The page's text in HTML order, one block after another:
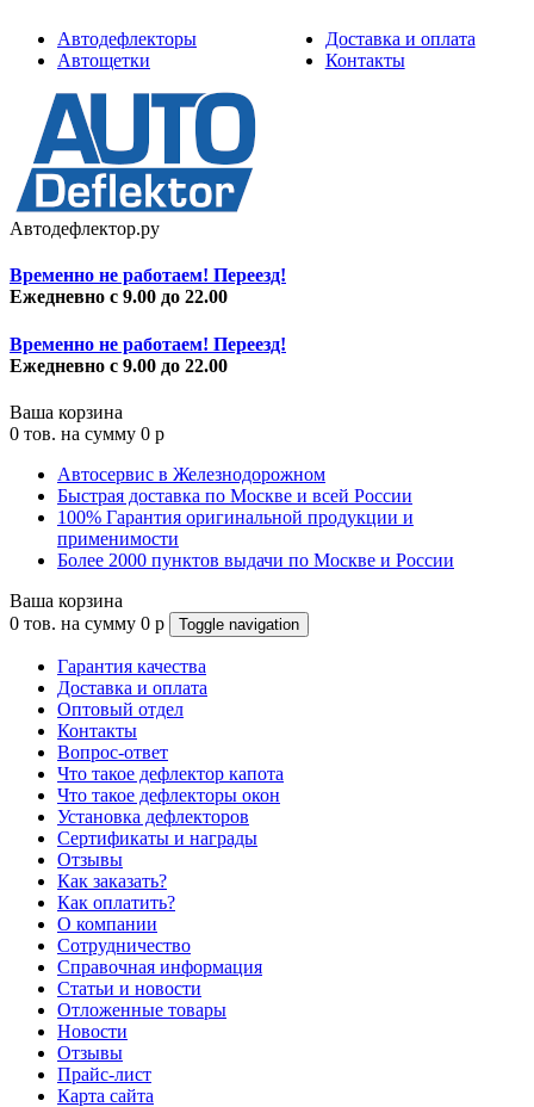
Автодефлекторы
Автощетки
Доставка и оплата
Контакты
Автодефлектор.ру
Временно не работаем! Переезд!
Ежедневно с 9.00 до 22.00
Временно не работаем! Переезд!
Ежедневно с 9.00 до 22.00
Ваша корзина
0 тов. на сумму 0 p
Автосервис в Железнодорожном
Быстрая доставка по Москве и всей России
100% Гарантия оригинальной продукции и
применимости
Более 2000 пунктов выдачи по Москве и России
Ваша корзина
0 тов. на сумму 0 p Toggle navigation
Гарантия качества
Доставка и оплата
Оптовый отдел
Контакты
Вопрос-ответ
Что такое дефлектор капота
Что такое дефлекторы окон
Установка дефлекторов
Сертификаты и награды
Отзывы
Как заказать?
Как оплатить?
О компании
Сотрудничество
Справочная информация
Статьи и новости
Отложенные товары
Новости
Отзывы
Прайс-лист
Карта сайта